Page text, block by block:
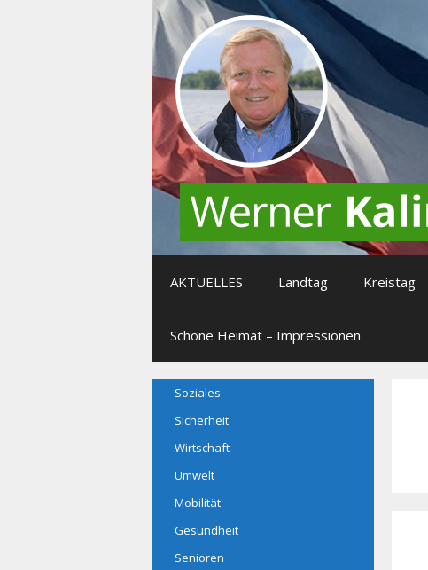
AKTUELLES Landtag Kreistag
Schöne Heimat – Impressionen
Soziales
Sicherheit
Wirtschaft
Umwelt
Mobilität
Gesundheit
Senioren